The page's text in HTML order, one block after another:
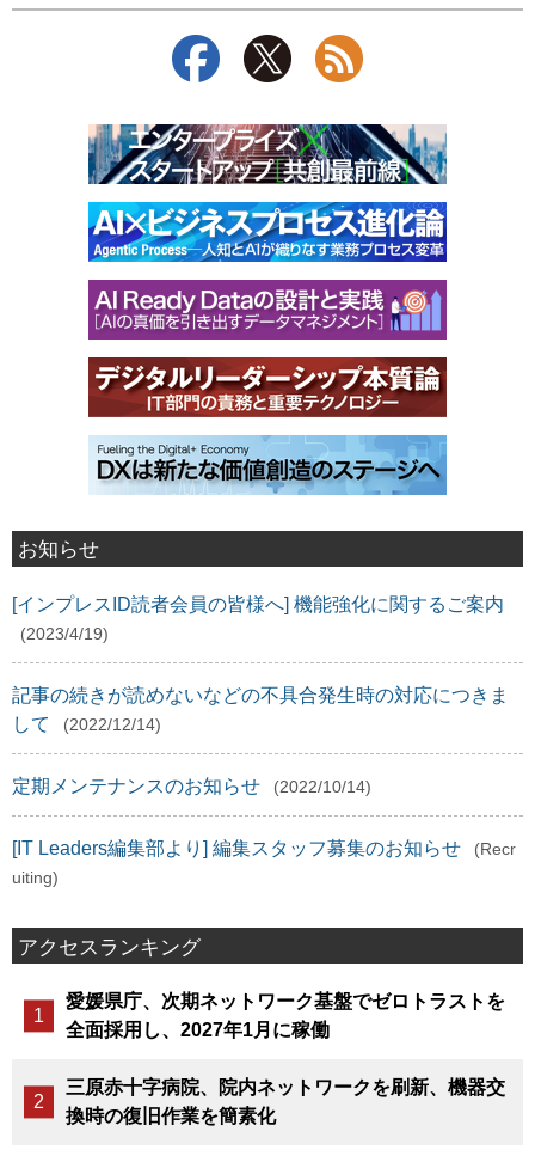
お知らせ
[インプレスID読者会員の皆様へ] 機能強化に関するご案内
(2023/4/19)
記事の続きが読めないなどの不具合発生時の対応につきま
して
(2022/12/14)
定期メンテナンスのお知らせ (2022/10/14)
[IT Leaders編集部より] 編集スタッフ募集のお知らせ
(Recr
uiting)
アクセスランキング
愛媛県庁、次期ネットワーク基盤でゼロトラストを
全面採用し、2027年1月に稼働
三原赤十字病院、院内ネットワークを刷新、機器交
換時の復旧作業を簡素化